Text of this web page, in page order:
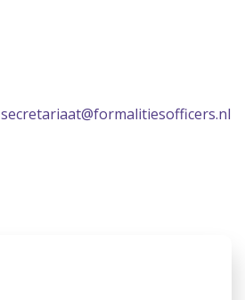
secretariaat@formalitiesofficers.nl